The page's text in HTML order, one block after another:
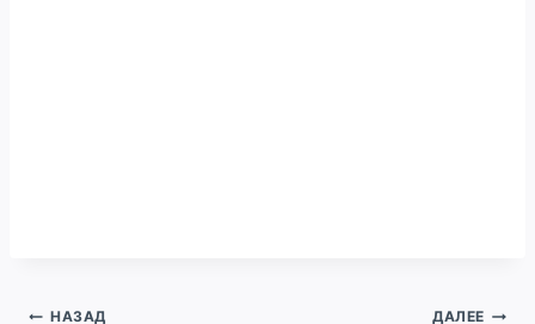
НАЗАД ДАЛЕЕ